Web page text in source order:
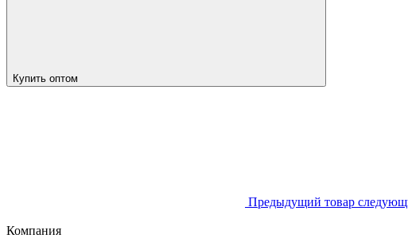
Купить оптом
Предыдущий товар
Компания